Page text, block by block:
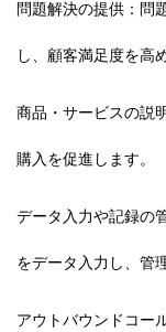
問題解決の提供：問
し、顧客満足度を高
商品・サービスの説
購入を促進します。
データ入力や記録の
をデータ入力し、管
アウトバウンドコー